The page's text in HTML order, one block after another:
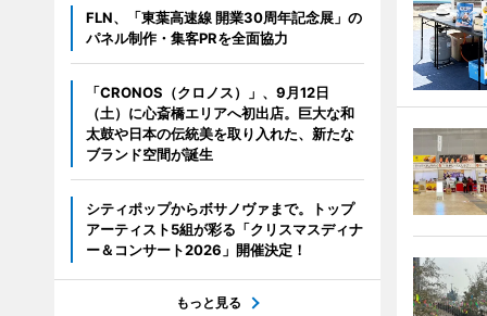
FLN、「東葉高速線 開業30周年記念展」の
パネル制作・集客PRを全面協力
「CRONOS（クロノス）」、9月12日
（土）に心斎橋エリアへ初出店。巨大な和
太鼓や日本の伝統美を取り入れた、新たな
ブランド空間が誕生
シティポップからボサノヴァまで。トップ
アーティスト5組が彩る「クリスマスディナ
ー＆コンサート2026」開催決定！
もっと見る